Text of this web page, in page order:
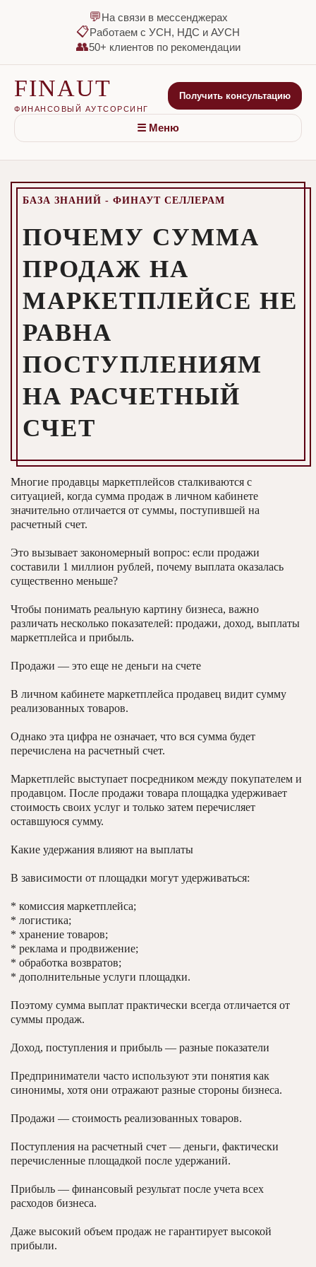
💬На связи в мессенджерах
📋Работаем с УСН, НДС и АУСН
👥50+ клиентов по рекомендации
FINAUT
ФИНАНСОВЫЙ АУТСОРСИНГ
Получить консультацию
☰ Меню
БАЗА ЗНАНИЙ - ФИНАУТ СЕЛЛЕРАМ
ПОЧЕМУ СУММА
ПРОДАЖ НА
МАРКЕТПЛЕЙСЕ НЕ
РАВНА
ПОСТУПЛЕНИЯМ
НА РАСЧЕТНЫЙ
СЧЕТ
Многие продавцы маркетплейсов сталкиваются с
ситуацией, когда сумма продаж в личном кабинете
значительно отличается от суммы, поступившей на
расчетный счет.
Это вызывает закономерный вопрос: если продажи
составили 1 миллион рублей, почему выплата оказалась
существенно меньше?
Чтобы понимать реальную картину бизнеса, важно
различать несколько показателей: продажи, доход, выплаты
маркетплейса и прибыль.
Продажи — это еще не деньги на счете
В личном кабинете маркетплейса продавец видит сумму
реализованных товаров.
Однако эта цифра не означает, что вся сумма будет
перечислена на расчетный счет.
Маркетплейс выступает посредником между покупателем и
продавцом. После продажи товара площадка удерживает
стоимость своих услуг и только затем перечисляет
оставшуюся сумму.
Какие удержания влияют на выплаты
В зависимости от площадки могут удерживаться:
* комиссия маркетплейса;
* логистика;
* хранение товаров;
* реклама и продвижение;
* обработка возвратов;
* дополнительные услуги площадки.
Поэтому сумма выплат практически всегда отличается от
суммы продаж.
Доход, поступления и прибыль — разные показатели
Предприниматели часто используют эти понятия как
синонимы, хотя они отражают разные стороны бизнеса.
Продажи — стоимость реализованных товаров.
Поступления на расчетный счет — деньги, фактически
перечисленные площадкой после удержаний.
Прибыль — финансовый результат после учета всех
расходов бизнеса.
Даже высокий объем продаж не гарантирует высокой
прибыли.